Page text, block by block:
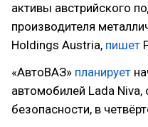
активы австрийского
производителя
Holdings Austria, пишет
«АвтоВАЗ» планирует
автомобилей Lada
безопасности, в